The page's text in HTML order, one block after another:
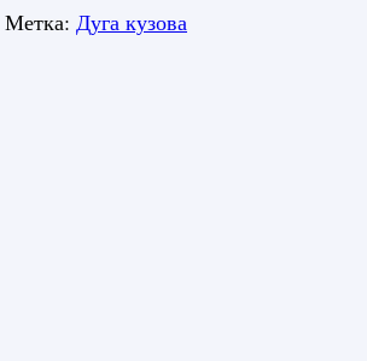
Метка: Дуга кузова